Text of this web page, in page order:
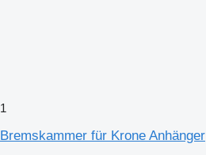
1
Bremskammer für Krone Anhänger